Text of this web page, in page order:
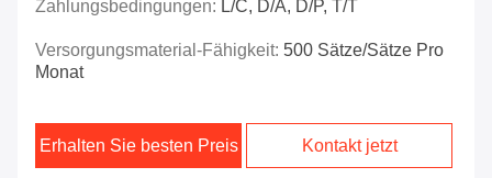
Zahlungsbedingungen: L/C, D/A, D/P, T/T
Versorgungsmaterial-Fähigkeit: 500 Sätze/Sätze Pro
Monat
Erhalten Sie besten Preis Kontakt jetzt